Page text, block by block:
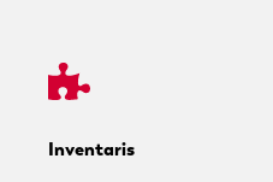
Inventaris